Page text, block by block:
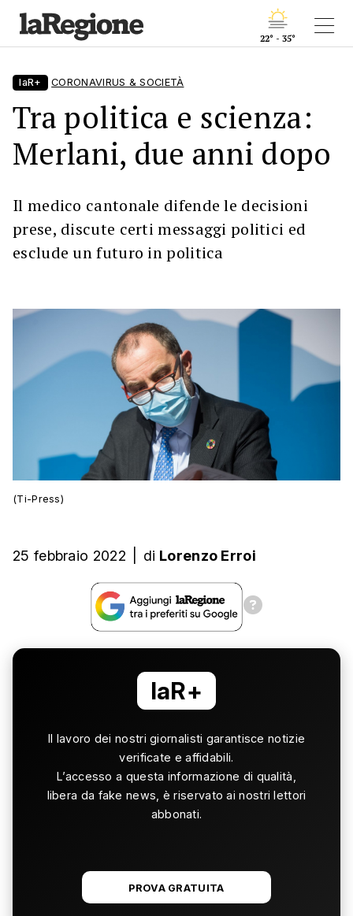
22° - 35°
laR+ CORONAVIRUS & SOCIETÀ
Tra politica e scienza:
Merlani, due anni dopo
Il medico cantonale difende le decisioni
prese, discute certi messaggi politici ed
esclude un futuro in politica
(Ti-Press)
25 febbraio 2022 di Lorenzo Erroi
laR+
Il lavoro dei nostri giornalisti garantisce notizie
verificate e affidabili.
L’accesso a questa informazione di qualità,
libera da fake news, è riservato ai nostri lettori
abbonati.
PROVA GRATUITA